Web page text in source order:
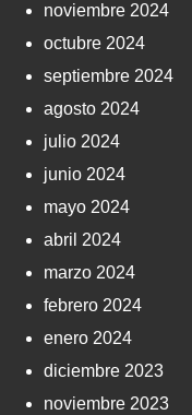
noviembre 2024
octubre 2024
septiembre 2024
agosto 2024
julio 2024
junio 2024
mayo 2024
abril 2024
marzo 2024
febrero 2024
enero 2024
diciembre 2023
noviembre 2023